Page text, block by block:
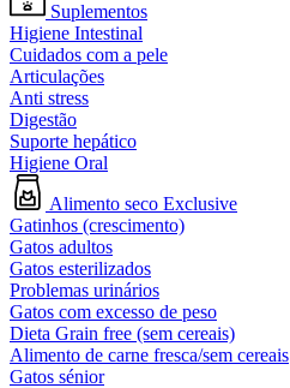
Suplementos
Higiene Intestinal
Cuidados com a pele
Articulações
Anti stress
Digestão
Suporte hepático
Higiene Oral
Alimento seco Exclusive
Gatinhos (crescimento)
Gatos adultos
Gatos esterilizados
Problemas urinários
Gatos com excesso de peso
Dieta Grain free (sem cereais)
Alimento de carne fresca/sem cereais
Gatos sénior